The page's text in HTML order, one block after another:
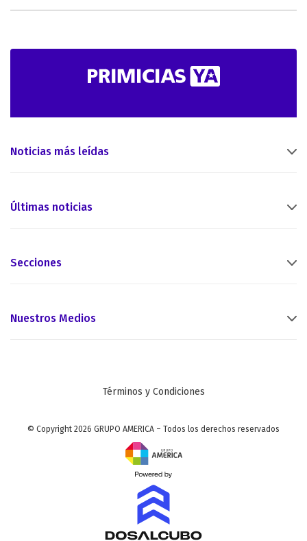
Noticias más leídas
Últimas noticias
Secciones
Nuestros Medios
Términos y Condiciones
© Copyright 2026 GRUPO AMERICA – Todos los derechos reservados